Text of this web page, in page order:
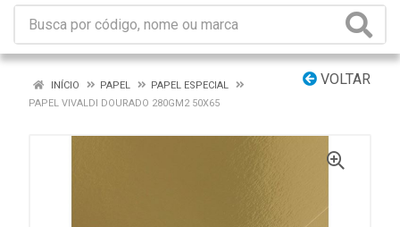
VOLTAR
INÍCIO PAPEL
PAPEL ESPECIAL
PAPEL VIVALDI DOURADO 280GM2 50X65